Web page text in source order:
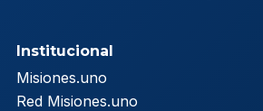
Institucional
Misiones.uno
Red Misiones.uno